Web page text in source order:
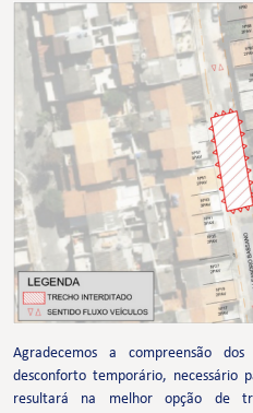
Agradecemos a compreensão
desconforto temporário, necessário
resultará na melhor opção de